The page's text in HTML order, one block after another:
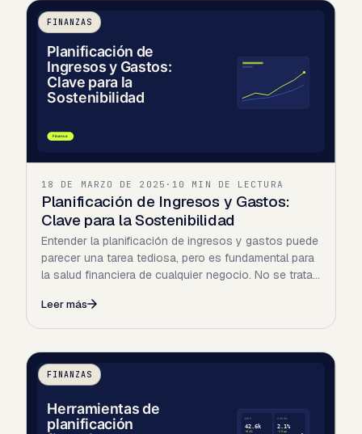
FINANZAS
18 DE MARZO DE 2025 · 10 MIN DE LECTURA
Planificación de Ingresos y Gastos:
Clave para la Sostenibilidad
Entender la planificación de ingresos y gastos puede
parecer una tarea tediosa, pero es fundamental para
la salud financiera de cualquier negocio. No se trata…
Leer más
FINANZAS